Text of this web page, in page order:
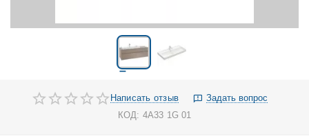
Написать отзыв
Задать вопрос
КОД: 4A33 1G 01